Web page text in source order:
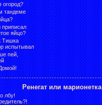
огород?
тандеме
яйцо?
Тишка
испытывал
пей,
Ренегат или марионетка
лбу!